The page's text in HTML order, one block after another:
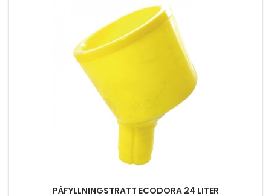
PÅFYLLNINGSTRATT ECODORA 24 LITER